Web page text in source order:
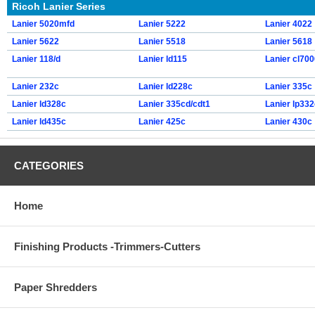
Ricoh Lanier Series
Lanier 5020mfd Lanier 5222
Lanier 4022
Lanier 5622
Lanier 5518
Lanier 5618
Lanier 118/d
Lanier ld115 Lanier
Lanier 232c Lanier ld228c
Lanier 335c
Lanier ld328c
Lanier 335cd/cdt1
Lanier
Lanier ld435c
Lanier 425c Lanier 430c
CATEGORIES
Home
Finishing Products -Trimmers-Cutters
Paper Shredders